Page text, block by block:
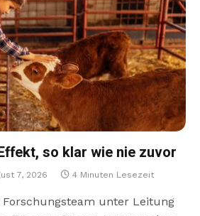
so klar wie nie zuvor
7, 2026 4 Minuten Lesezeit
unter Leitung